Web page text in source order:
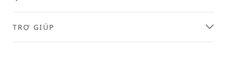
TRỢ GIÚP